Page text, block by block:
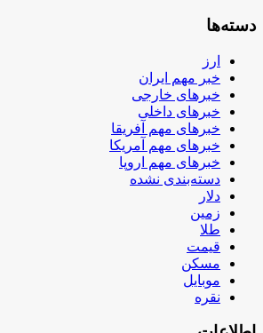
دسته‌ها
ارز
خبر مهم ایران
خبرهای خارجی
خبرهای داخلی
خبرهای مهم آفریقا
خبرهای مهم آمریکا
خبرهای مهم اروپا
دسته‌بندی نشده
دلار
زمین
طلا
قیمت
مسکن
موبایل
نقره